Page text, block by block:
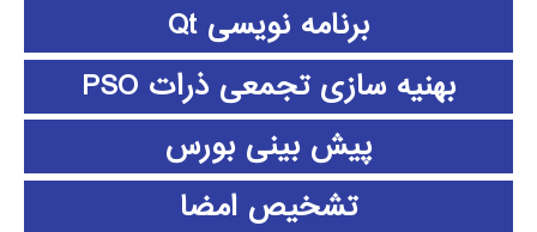
برنامه نویسی Qt
بهنیه سازی تجمعی ذرات PSO
پیش بینی بورس
تشخیص امضا